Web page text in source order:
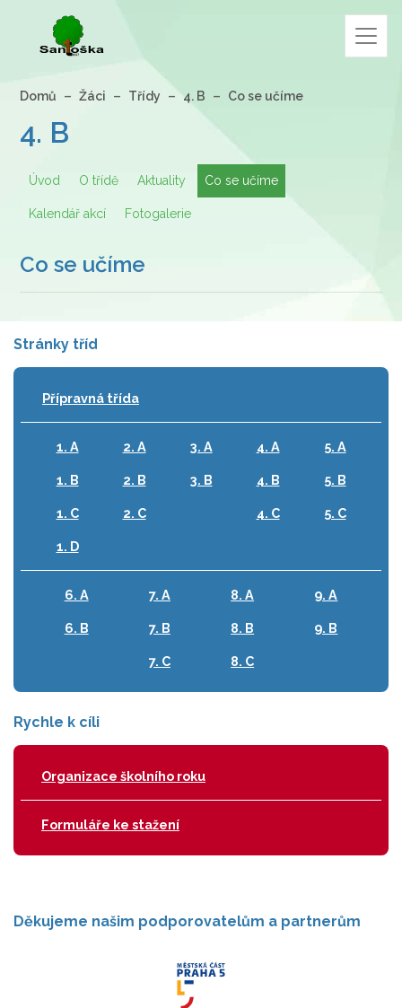
Domů Žáci Třídy 4. B Co se učíme
4. B
Úvod O třídě Aktuality Co se učíme
Kalendář akcí Fotogalerie
Co se učíme
Stránky tříd
Přípravná třída
1. A
1. B
1. C
1. D
2. A
2. B
2. C
3. A
3. B
4. A
4. B
4. C
5. A
5. B
5. C
6. A
6. B
7. A
7. B
7. C
8. A
8. B
8. C
9. A
9. B
Rychle k cíli
Organizace školního roku
Formuláře ke stažení
Děkujeme našim podporovatelům a partnerům